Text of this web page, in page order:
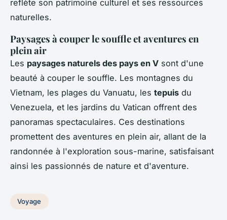
reflète son patrimoine culturel et ses ressources
naturelles.
Paysages à couper le souffle et aventures en
plein air
Les paysages naturels des pays en V sont d'une
beauté à couper le souffle. Les montagnes du
Vietnam, les plages du Vanuatu, les tepuis du
Venezuela, et les jardins du Vatican offrent des
panoramas spectaculaires. Ces destinations
promettent des aventures en plein air, allant de la
randonnée à l'exploration sous-marine, satisfaisant
ainsi les passionnés de nature et d'aventure.
Voyage